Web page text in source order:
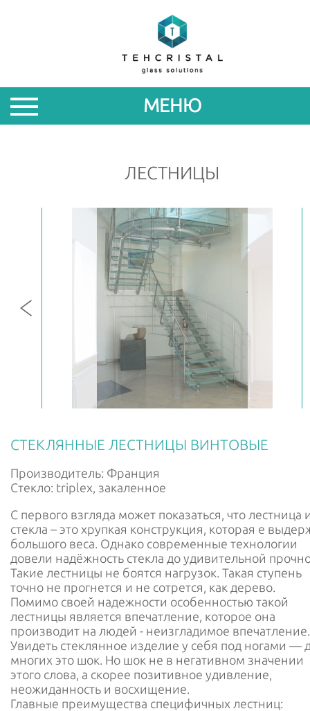
ЛЕСТНИЦЫ
СТЕКЛЯННЫЕ ЛЕСТНИЦЫ ВИНТОВЫЕ
Производитель: Франция
Стекло: triplex, закаленное
С первого взгляда может показаться, что лестница
стекла – это хрупкая конструкция, которая е
большого веса. Однако современные технологии
довели надёжность стекла до удивительной
Такие лестницы не боятся нагрузок. Такая ступень
точно не прогнется и не сотрется, как дерево.
Помимо своей надежности особенностью такой
лестницы является впечатление, которое она
производит на людей - неизгладимое впечатление.
Увидеть стеклянное изделие у себя под ногами —
многих это шок. Но шок не в негативном значении
этого слова, а скорее позитивное удивление,
неожиданность и восхищение.
Главные преимущества специфичных лестниц:
МЕНЮ
О
НАС
ПАРТНЕРАМ
КОНТАКТЫ
РУС
ENG